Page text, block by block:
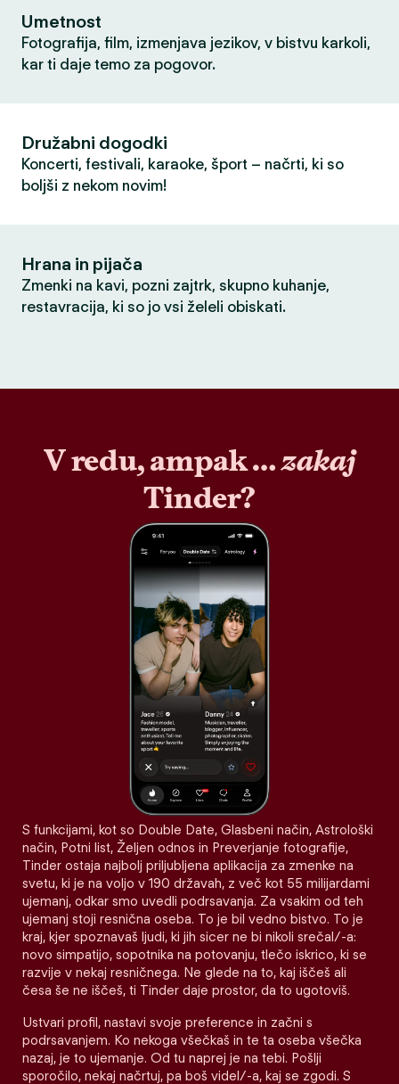
Umetnost
Fotografija, film, izmenjava jezikov, v bistvu karkoli,
kar ti daje temo za pogovor.
Družabni dogodki
Koncerti, festivali, karaoke, šport – načrti, ki so
boljši z nekom novim!
Hrana in pijača
Zmenki na kavi, pozni zajtrk, skupno kuhanje,
restavracija, ki so jo vsi želeli obiskati.
V redu, ampak …zakaj
Tinder?
S funkcijami, kot so Double Date, Glasbeni način, Astrološki
način, Potni list, Željen odnos in Preverjanje fotografije,
Tinder ostaja najbolj priljubljena aplikacija za zmenke na
svetu, ki je na voljo v 190 državah, z več kot 55 milijardami
ujemanj, odkar smo uvedli podrsavanja. Za vsakim od teh
ujemanj stoji resnična oseba. To je bil vedno bistvo. To je
kraj, kjer spoznavaš ljudi, ki jih sicer ne bi nikoli srečal/-a:
novo simpatijo, sopotnika na potovanju, tlečo iskrico, ki se
razvije v nekaj resničnega. Ne glede na to, kaj iščeš ali
česa še ne iščeš, ti Tinder daje prostor, da to ugotoviš.
Ustvari profil, nastavi svoje preference in začni s
podrsavanjem. Ko nekoga všečkaš in te ta oseba všečka
nazaj, je to ujemanje. Od tu naprej je na tebi. Pošlji
sporočilo, nekaj načrtuj, pa boš videl/-a, kaj se zgodi. S